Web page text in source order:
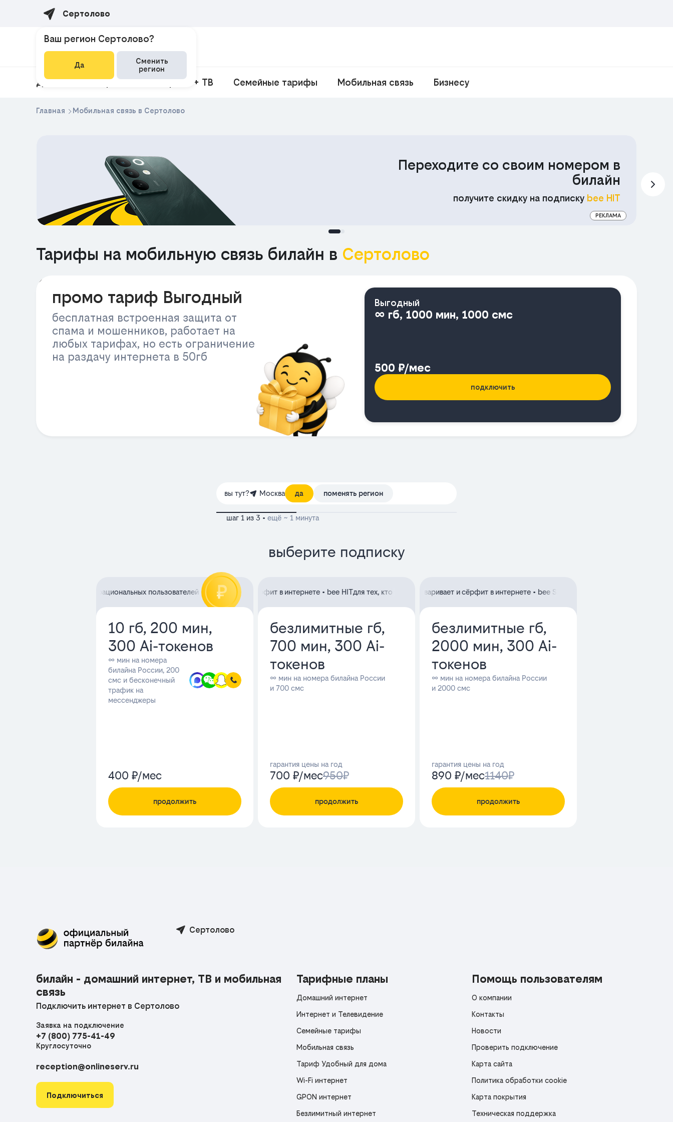
Сертолово
Домашний интернет Интернет + ТВ Семейные тарифы Мобильная связь Бизнесу
Главная Мобильная связь в Сертолово
Переходите со своим номером в
билайн
получите скидку на подписку bee HIT
РЕКЛАМА
Тарифы на мобильную связь билайн в Сертолово
промо тариф Выгодный
бесплатная встроенная защита от
спама и мошенников, работает на
любых тарифах, но есть ограничение
на раздачу интернета в 50гб
Выгодный
∞ гб, 1000 мин, 1000 смс
500 ₽/мес
подключить
Сертолово
билайн - домашний интернет, ТВ и мобильная
связь
Подключить интернет в Сертолово
Заявка на подключение
+7 (800) 775-41-49
Круглосуточно
reception@onlineserv.ru
Подключиться
Тарифные планы
Домашний интернет
Интернет и Телевидение
Семейные тарифы
Мобильная связь
Тариф Удобный для дома
Wi-Fi интернет
GPON интернет
Безлимитный интернет
Помощь пользователям
О компании
Контакты
Новости
Проверить подключение
Карта сайта
Политика обработки cookie
Карта покрытия
Техническая поддержка
Ваш регион Сертолово?
Да
Сменить
регион